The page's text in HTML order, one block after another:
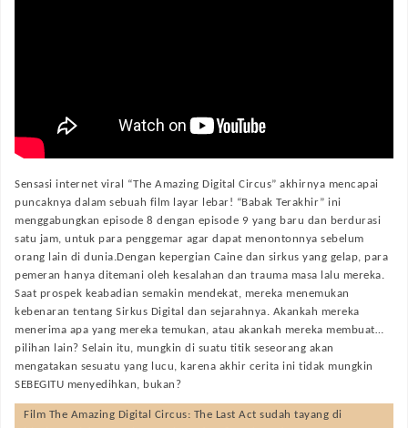
Sensasi internet viral “The Amazing Digital Circus” akhirnya mencapai
puncaknya dalam sebuah film layar lebar! “Babak Terakhir” ini
menggabungkan episode 8 dengan episode 9 yang baru dan berdurasi
satu jam, untuk para penggemar agar dapat menontonnya sebelum
orang lain di dunia.Dengan kepergian Caine dan sirkus yang gelap, para
pemeran hanya ditemani oleh kesalahan dan trauma masa lalu mereka.
Saat prospek keabadian semakin mendekat, mereka menemukan
kebenaran tentang Sirkus Digital dan sejarahnya. Akankah mereka
menerima apa yang mereka temukan, atau akankah mereka membuat…
pilihan lain? Selain itu, mungkin di suatu titik seseorang akan
mengatakan sesuatu yang lucu, karena akhir cerita ini tidak mungkin
SEBEGITU menyedihkan, bukan?
Film The Amazing Digital Circus: The Last Act sudah tayang di